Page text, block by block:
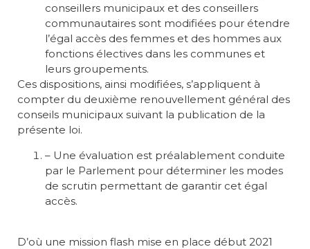
conseillers municipaux et des conseillers
communautaires sont modifiées pour étendre
l’égal accès des femmes et des hommes aux
fonctions électives dans les communes et
leurs groupements.
Ces dispositions, ainsi modifiées, s’appliquent à
compter du deuxième renouvellement général des
conseils municipaux suivant la publication de la
présente loi.
– Une évaluation est préalablement conduite
par le Parlement pour déterminer les modes
de scrutin permettant de garantir cet égal
accès.
D’où une mission flash mise en place début 2021